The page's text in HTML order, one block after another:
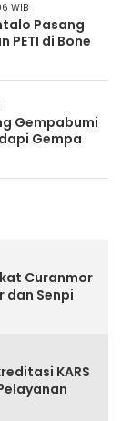
WIB
Pasang
PETI di Bone
Gempabumi
Gempa
Curanmor
dan Senpi
KARS